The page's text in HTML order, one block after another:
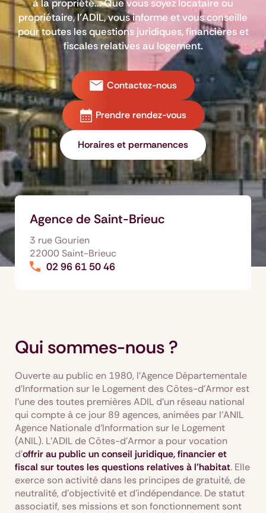
à la propriété... Que vous soyez locataire ou
propriétaire, l’ADIL, vous informe et vous conseille
pour toutes les questions juridiques, financières et
fiscales relatives au logement.
Contactez-nous
Prendre rendez-vous
Horaires et permanences
Agence de Saint-Brieuc
3 rue Gourien
22000 Saint-Brieuc
02 96 61 50 46
Qui sommes-nous ?
Ouverte au public en 1980, l'Agence Départementale
d'Information sur le Logement des Côtes-d'Armor est
l'une des toutes premières ADIL d'un réseau national
qui compte à ce jour 89 agences, animées par l'ANIL
Agence Nationale d'Information sur le Logement
(ANIL). L'ADIL de Côtes-d'Armor a pour vocation
d’offrir au public un conseil juridique, financier et
fiscal sur toutes les questions relatives à l’habitat. Elle
exerce son activité dans les principes de gratuité, de
neutralité, d’objectivité et d’indépendance. De statut
associatif, ses missions et son fonctionnement sont